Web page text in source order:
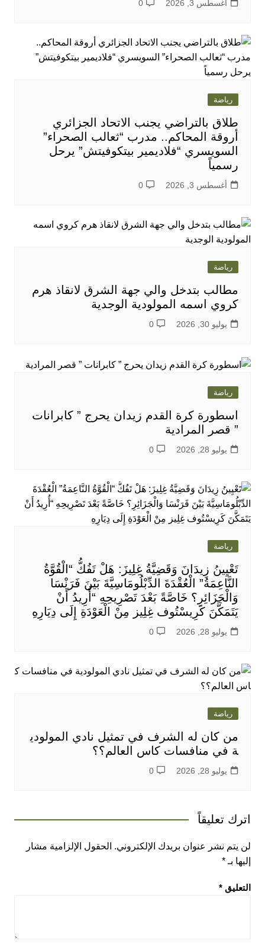
أغسطس 3, 2026 0
رياضة
طلاق بالتراضي يجنب الاتحاد الجزائري
أروقة المحاكم.. مدرب “ثعالب الصحراء”
السويسري “فلاديمير بيتكوفيتش” يرحل
رسمياً
أغسطس 3, 2026 0
رياضة
مطالب بتدخل والي جهة الشرق لانقاذ هرم
كروي اسمه المولودية الوجدية
يوليو 30, 2026 0
رياضة
اسطورة كرة القدم زيدان يحرج ” كابرانات
” قصر المرادية
يوليو 28, 2026 0
رياضة
تَعْيِينُ زِيدَانَ وَقَضِيَّةُ غِلِيزَ: هَلْ تَفُكُّ “الْقُوَّةُ
النَّاعِمَةُ” الْعُقْدَةَ الدِّبْلُومَاسِيَّةَ بَيْنَ فَرَنْسَا
وَالْجَزَائِرِ؟ خَاصَّةً بَعْدَ تَصْرِيحِهِ “أُرِيدُ أَنْ
يَتَمَكَّنَ كَرِيسْتُوف غِلِيز مِنْ الْعَوْدَةِ إِلَى دِيَارِهِ
يوليو 28, 2026 0
رياضة
من كان له الشرف في تمثيل نادي المولودي
ة في منافسات كاس العالم؟؟
يوليو 28, 2026 0
اترك تعليقاً
لن يتم نشر عنوان بريدك الإلكتروني. الحقول الإلزامية مشار
إليها بـ *
التعليق *